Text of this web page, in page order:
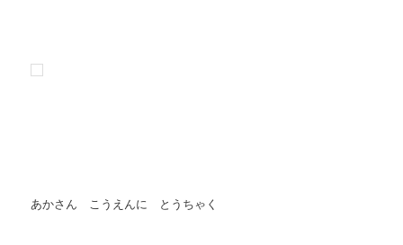
あかさん こうえんに とうちゃく